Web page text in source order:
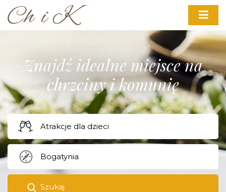
Znajdź idealne miejsce na
chrzciny i komunię
Szukaj